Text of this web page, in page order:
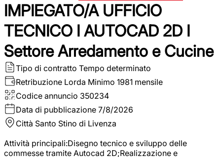
IMPIEGATO/A UFFICIO
TECNICO I AUTOCAD 2D I
Settore Arredamento e Cucine
Tipo di contratto Tempo determinato
Retribuzione Lorda Minimo 1981 mensile
Codice annuncio 350234
Data di pubblicazione 7/8/2026
Città Santo Stino di Livenza
Attività principali:Disegno tecnico e sviluppo delle
commesse tramite Autocad 2D;Realizzazione e